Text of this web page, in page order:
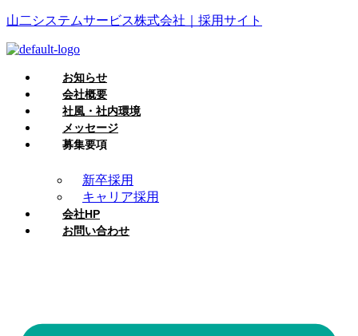
山二システムサービス株式会社｜採用サイト
お知らせ
会社概要
社風・社内環境
メッセージ
募集要項
新卒採用
キャリア採用
会社HP
お問い合わせ